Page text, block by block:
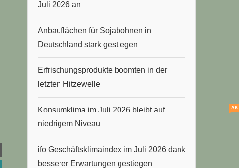
Juli 2026 an
Anbauflächen für Sojabohnen in
Deutschland stark gestiegen
Erfrischungsprodukte boomten in der
letzten Hitzewelle
Konsumklima im Juli 2026 bleibt auf
niedrigem Niveau
ifo Geschäftsklimaindex im Juli 2026 dank
besserer Erwartungen gestiegen